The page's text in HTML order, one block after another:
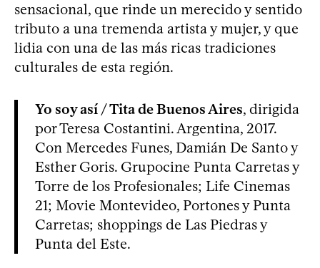
sensacional, que rinde un merecido y sentido
tributo a una tremenda artista y mujer, y que
lidia con una de las más ricas tradiciones
culturales de esta región.
Yo soy así / Tita de Buenos Aires, dirigida
por Teresa Costantini. Argentina, 2017.
Con Mercedes Funes, Damián De Santo y
Esther Goris. Grupocine Punta Carretas y
Torre de los Profesionales; Life Cinemas
21; Movie Montevideo, Portones y Punta
Carretas; shoppings de Las Piedras y
Punta del Este.